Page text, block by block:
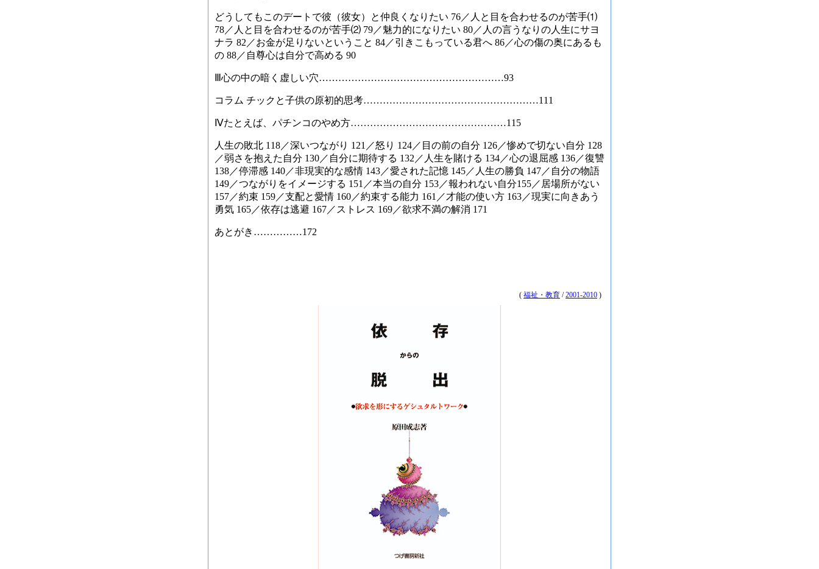
どうしてもこのデートで彼（彼女）と仲良くなりたい 76／人と目を合わせるのが苦手⑴
78／人と目を合わせるのが苦手⑵ 79／魅力的になりたい 80／人の言うなりの人生にサヨ
ナラ 82／お金が足りないということ 84／引きこもっている君へ 86／心の傷の奥にあるも
の 88／自尊心は自分で高める 90
Ⅲ心の中の暗く虚しい穴…………………………………………………93
コラム チックと子供の原初的思考………………………………………………111
Ⅳたとえば、パチンコのやめ方…………………………………………115
人生の敗北 118／深いつながり 121／怒り 124／目の前の自分 126／惨めで切ない自分 128
／弱さを抱えた自分 130／自分に期待する 132／人生を賭ける 134／心の退屈感 136／復讐
138／停滞感 140／非現実的な感情 143／愛された記憶 145／人生の勝負 147／自分の物語
149／つながりをイメージする 151／本当の自分 153／報われない自分155／居場所がない
157／約束 159／支配と愛情 160／約束する能力 161／才能の使い方 163／現実に向きあう
勇気 165／依存は逃避 167／ストレス 169／欲求不満の解消 171
あとがき……………172
( 福祉・教育 /2001-2010 )